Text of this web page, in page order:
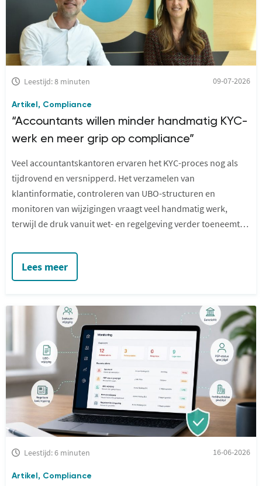
Leestijd: 8 minuten 09-07-2026
Artikel , Compliance
“Accountants willen minder handmatig KYC-
werk en meer grip op compliance”
Veel accountantskantoren ervaren het KYC-proces nog als
tijdrovend en versnipperd. Het verzamelen van
klantinformatie, controleren van UBO-structuren en
monitoren van wijzigingen vraagt veel handmatig werk,
terwijl de druk vanuit wet- en regelgeving verder toeneemt.
grootste uitdaging ligt namelijk niet bij de Wwft zelf, maar
vooral bij de uitvoering ervan.
Lees meer
Leestijd: 6 minuten 16-06-2026
Artikel , Compliance